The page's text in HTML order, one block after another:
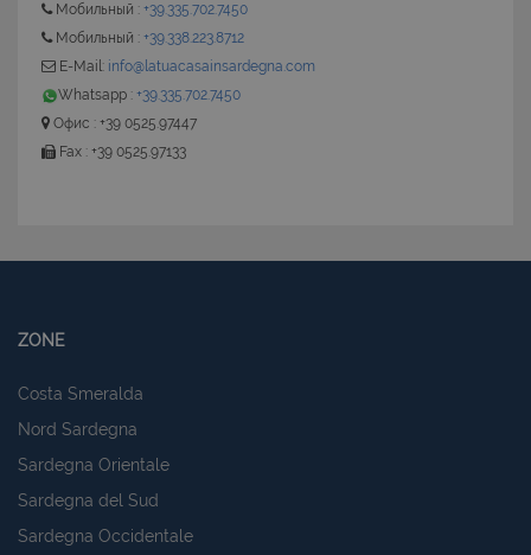
Мобильный : +39.335.702.7450
Мобильный : +39.338.223.8712
E-Mail: info@latuacasainsardegna.com
Whatsapp : +39.335.702.7450
Офис : +39 0525.97447
Fax : +39 0525.97133
ZONE
Costa Smeralda
Nord Sardegna
Sardegna Orientale
Sardegna del Sud
Sardegna Occidentale